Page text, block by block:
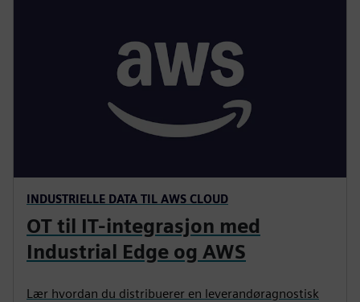
INDUSTRIELLE DATA TIL AWS CLOUD
OT til IT-integrasjon med
Industrial Edge og AWS
Lær hvordan du distribuerer en leverandøragnostisk